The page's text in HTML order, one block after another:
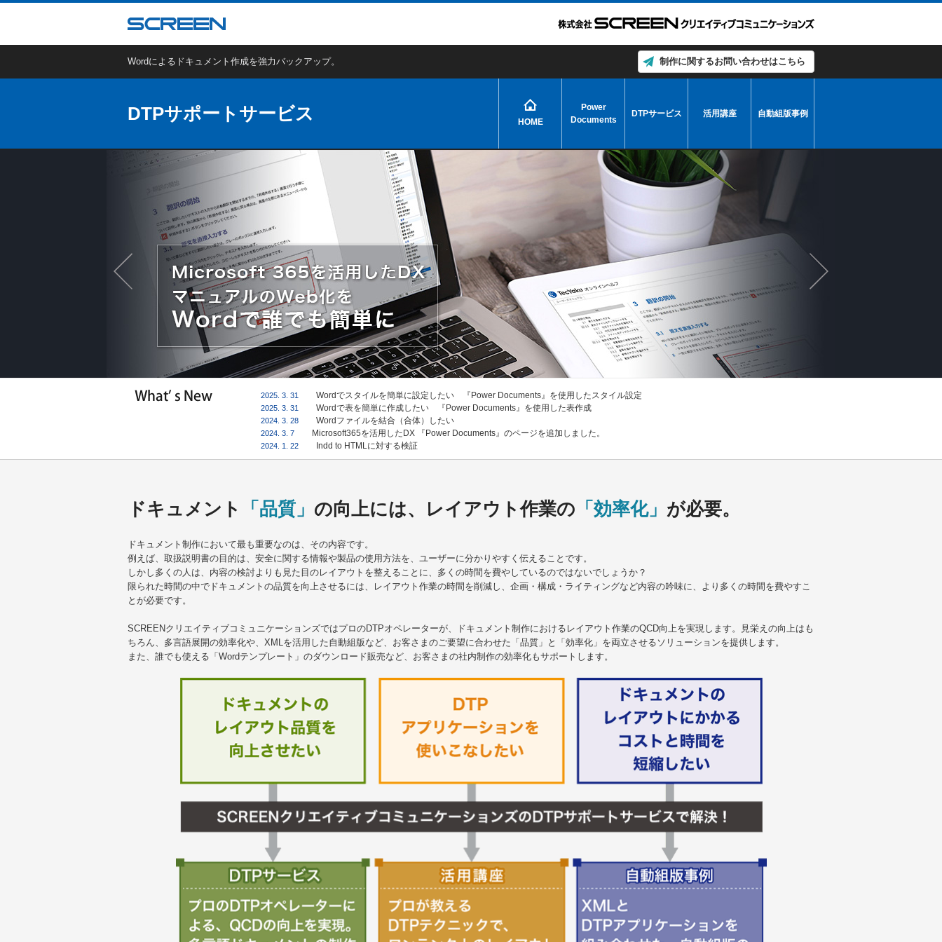
Wordによるドキュメント作成を強力バックアップ。 制作に関するお問い合わせはこちら
DTPサポートサービス HOME
Power
Documents
DTPサービス 活用講座 自動組版事例
2025. 3. 31 Wordでスタイルを簡単に設定したい 『Power Documents』を使用したスタイル設定
2025. 3. 31 Wordで表を簡単に作成したい 『Power Documents』を使用した表作成
2024. 3. 28 Wordファイルを結合（合体）したい
2024. 3. 7 Microsoft365を活用したDX 『Power Documents』のページを追加しました。
2024. 1. 22 Indd to HTMLに対する検証
ドキュメント 「品質」 の向上には、レイアウト作業の 「効率化」 が必要。
ドキュメント制作において最も重要なのは、その内容です。
例えば、取扱説明書の目的は、安全に関する情報や製品の使用方法を、ユーザーに分かりやすく伝えることです。
しかし多くの人は、内容の検討よりも見た目のレイアウトを整えることに、多くの時間を費やしているのではないでしょうか？
限られた時間の中でドキュメントの品質を向上させるには、レイアウト作業の時間を削減し、企画・構成・ライティングなど内容の吟味に、より多くの時間を費やすこ
とが必要です。
SCREENクリエイティブコミュニケーションズではプロのDTPオペレーターが、ドキュメント制作におけるレイアウト作業のQCD向上を実現します。見栄えの向上はも
ちろん、多言語展開の効率化や、XMLを活用した自動組版など、お客さまのご要望に合わせた「品質」と「効率化」を両立させるソリューションを提供します。
また、誰でも使える「Wordテンプレート」のダウンロード販売など、お客さまの社内制作の効率化もサポートします。